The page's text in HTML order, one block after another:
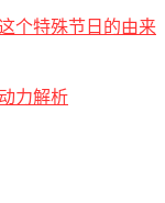
个特殊节日的由来
力解析